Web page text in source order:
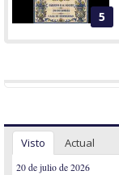
5
Visto Actual
20 de julio de 2026